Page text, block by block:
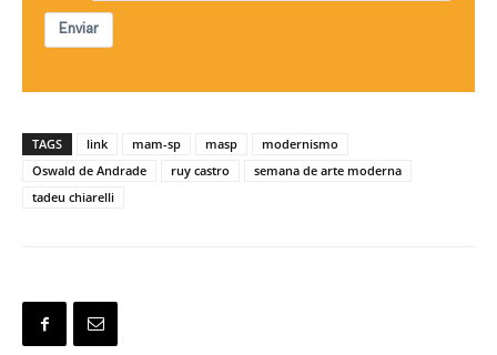
Enviar
TAGS link mam-sp masp
modernismo
Oswald de Andrade
ruy castro
semana de arte moderna
tadeu chiarelli